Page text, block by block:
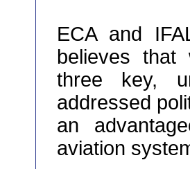
ECA and
believes
three key,
addressed
an
aviation